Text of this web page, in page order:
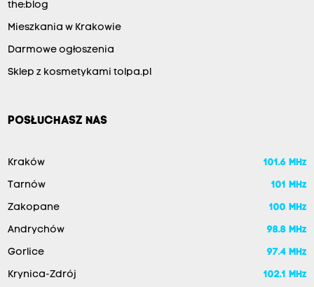
the:blog
Mieszkania w Krakowie
Darmowe ogłoszenia
Sklep z kosmetykami tolpa.pl
POSŁUCHASZ NAS
Kraków 101.6 MHz
Tarnów 101 MHz
Zakopane 100 MHz
Andrychów 98.8 MHz
Gorlice 97.4 MHz
Krynica-Zdrój 102.1 MHz